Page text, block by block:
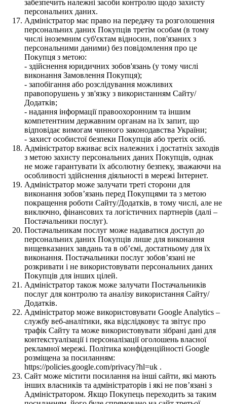
забезпечить належні засоби контролю щодо захисту
персональних даних.
Адміністратор має право на передачу та розголошення
персональних даних Покупців третім особам (в тому
числі іноземним суб'єктам відносин, пов'язаних з
персональними даними) без повідомлення про це
Покупця з метою:
- здійснення юридичних зобов'язань (у тому числі
виконання Замовлення Покупця);
- запобігання або розслідування можливих
правопорушень у зв'язку з використанням Сайту/
Додатків;
- надання інформації правоохоронним та іншим
компетентним державним органам на їх запит, що
відповідає вимогам чинного законодавства України;
- захист особистої безпеки Покупців або третіх осіб.
Адміністратор вживає всіх належних і достатніх заходів
з метою захисту персональних даних Покупців, однак
не може гарантувати їх абсолютну безпеку, зважаючи на
особливості здійснення діяльності в мережі Інтернет.
Адміністратор може залучати треті сторони для
виконання зобов’язань перед Покупцями та з метою
покращення роботи Сайту/Додатків, в тому числі, але не
виключно, фінансових та логістичних партнерів (далі –
Постачальники послуг).
Постачальникам послуг може надаватися доступ до
персональних даних Покупців лише для виконання
вищевказаних завдань та в об’ємі, достатньому для їх
виконання. Постачальники послуг зобов’язані не
розкривати і не використовувати персональних даних
Покупців для інших цілей.
Адміністратор також може залучати Постачальників
послуг для контролю та аналізу використання Сайту/
Додатків.
Адміністратор може використовувати Google Analytics –
службу веб-аналітики, яка відслідковує та звітує про
трафік Сайту та може використовувати зібрані дані для
контекстуалізації і персоналізації оголошень власної
рекламної мережі. Політика конфіденційності Google
розміщена за посиланням:
https://policies.google.com/privacy?hl=uk .
Сайт може містити посилання на інші сайти, які мають
інших власників та адміністраторів і які не пов’язані з
Адміністратором. Якщо Покупець переходить за таким